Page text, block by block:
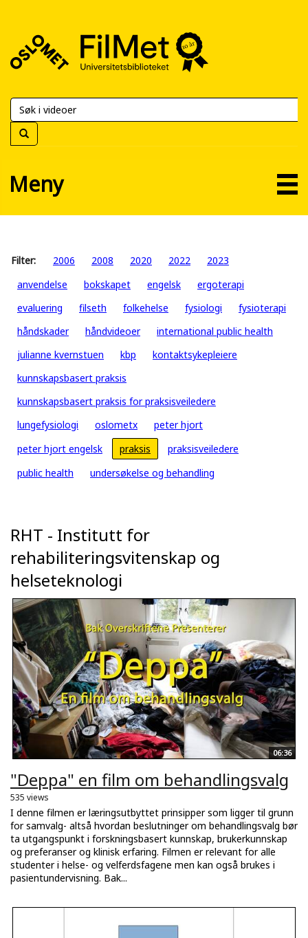
FilMet
Universitetsbiblioteket
Meny
Filter: 2006 2008 2020 2022
2023
anvendelse
bokskapet engelsk
ergoterapi
evaluering
filseth folkehelse fysiologi
fysioterapi
håndskader
håndvideoer
international public health
julianne kvernstuen
kbp
kontaktsykepleiere
kunnskapsbasert praksis
kunnskapsbasert praksis for praksisveiledere
lungefysiologi
oslometx
peter hjort
peter hjort engelsk
praksis
praksisveiledere
public health
undersøkelse og behandling
RHT - Institutt for
rehabiliteringsvitenskap og
helseteknologi
06:36
"Deppa" en film om behandlingsvalg
535 views
I denne filmen er læringsutbyttet prinsipper som ligger til grunn
for samvalg- altså hvordan beslutninger om behandlingsvalg bør
ta utgangspunkt i forskningsbasert kunnskap, brukerkunnskap
og preferanser og klinisk erfaring. Filmen er relevant for alle
studenter i helse- og velferdsfagene men kan også brukes i
pasientundervisning. Bak...